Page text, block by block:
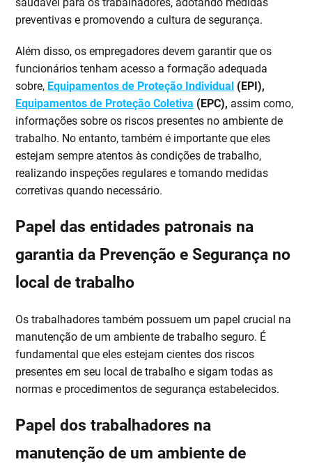
preventivas e promovendo a cultura de segurança.
Além disso, os empregadores devem garantir que os
funcionários tenham acesso a formação adequada
sobre, Equipamentos de Proteção Individual (EPI),
Equipamentos de Proteção Coletiva (EPC), assim como,
informações sobre os riscos presentes no ambiente de
trabalho. No entanto, também é importante que eles
estejam sempre atentos às condições de trabalho,
realizando inspeções regulares e tomando medidas
corretivas quando necessário.
Papel das entidades patronais na
garantia da Prevenção e Segurança no
local de trabalho
Os trabalhadores também possuem um papel crucial na
manutenção de um ambiente de trabalho seguro. É
fundamental que eles estejam cientes dos riscos
presentes em seu local de trabalho e sigam todas as
normas e procedimentos de segurança estabelecidos.
Papel dos trabalhadores na
manutenção de um ambiente de